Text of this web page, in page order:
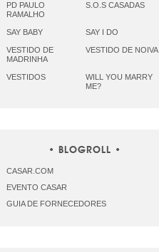
PD PAULO
RAMALHO
S.O.S CASADAS
SAY BABY SAY I DO
VESTIDO DE
MADRINHA
VESTIDO DE NOIVA
VESTIDOS
WILL YOU MARRY
ME?
BLOGROLL
CASAR.COM
EVENTO CASAR
GUIA DE FORNECEDORES